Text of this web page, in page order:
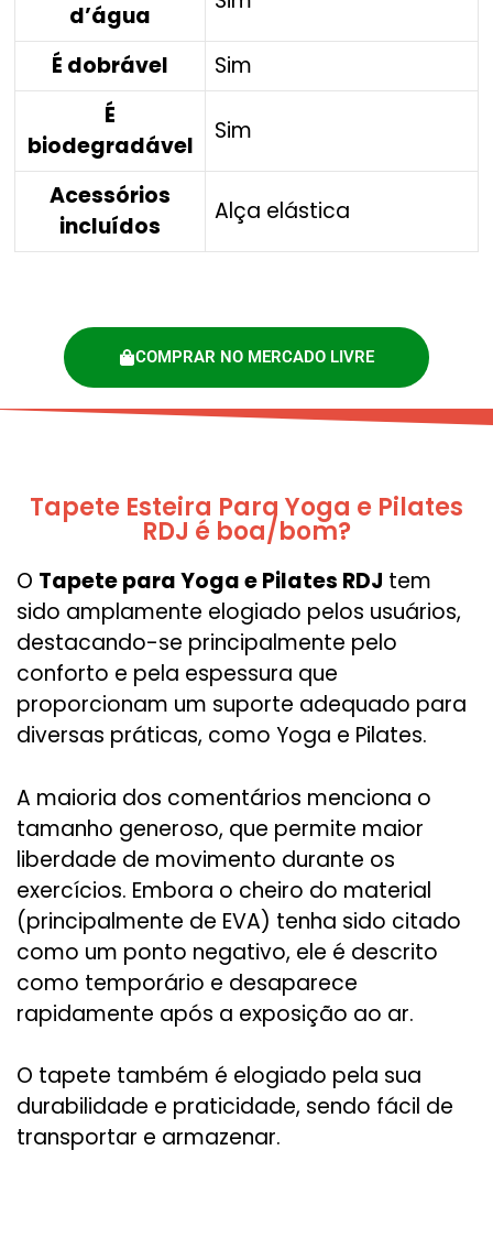
d’água
É dobrável
Sim
É
biodegradável
Sim
Acessórios
incluídos
Alça elástica
COMPRAR NO MERCADO LIVRE
Tapete Esteira Para Yoga e Pilates
RDJ é boa/bom?
O Tapete para Yoga e Pilates RDJ tem
sido amplamente elogiado pelos usuários,
destacando-se principalmente pelo
conforto e pela espessura que
proporcionam um suporte adequado para
diversas práticas, como Yoga e Pilates.
A maioria dos comentários menciona o
tamanho generoso, que permite maior
liberdade de movimento durante os
exercícios. Embora o cheiro do material
(principalmente de EVA) tenha sido citado
como um ponto negativo, ele é descrito
como temporário e desaparece
rapidamente após a exposição ao ar.
O tapete também é elogiado pela sua
durabilidade e praticidade, sendo fácil de
transportar e armazenar.